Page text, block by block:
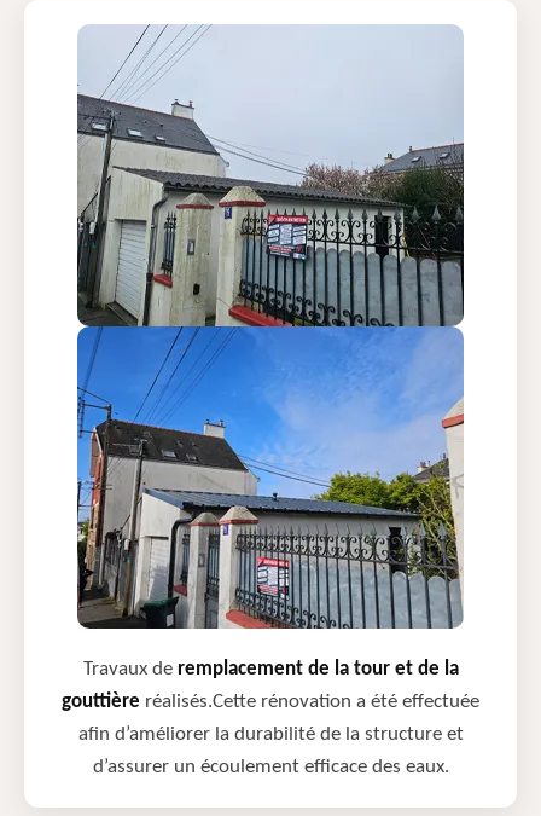
Travaux de remplacement de la tour et de la
gouttière réalisés.Cette rénovation a été effectuée
afin d’améliorer la durabilité de la structure et
d’assurer un écoulement efficace des eaux.